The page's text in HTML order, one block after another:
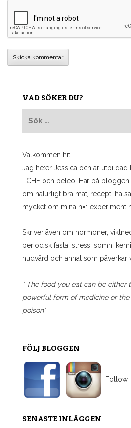
VAD SÖKER DU?
Välkommen hit!
Jag heter Jessica och är utbildad
LCHF och peleo. Här på
om naturligt bra mat, recept,
mycket om mina n=1 experiment
Skriver även om hormoner,
periodisk fasta, stress, sömn,
hudvård och annat som påverkar
" The food you eat can be either
powerful form of medicine or
poison"
FÖLJ BLOGGEN
Follow
SENASTE INLÄGGEN